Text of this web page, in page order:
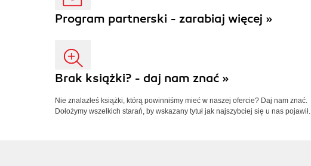
Program partnerski - zarabiaj więcej »
Brak książki? - daj nam znać »
Nie znalazłeś książki, którą powinniśmy mieć w naszej ofercie? Daj nam znać.
Dołożymy wszelkich starań, by wskazany tytuł jak najszybciej się u nas pojawił.